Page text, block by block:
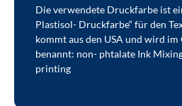
Die verwendete Druckfarbe ist
Plastisol- Druckfarbe“ für den
kommt aus den USA und wird
benannt: non- phtalate Ink
printing